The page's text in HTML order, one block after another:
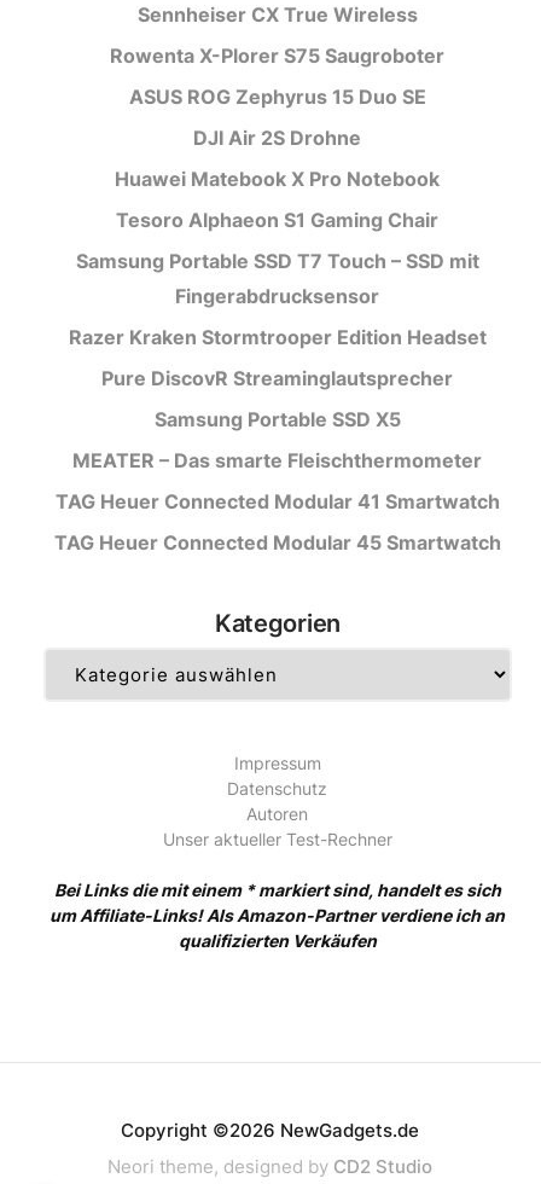
Sennheiser CX True Wireless
Rowenta X-Plorer S75 Saugroboter
ASUS ROG Zephyrus 15 Duo SE
DJI Air 2S Drohne
Huawei Matebook X Pro Notebook
Tesoro Alphaeon S1 Gaming Chair
Samsung Portable SSD T7 Touch – SSD mit
Fingerabdrucksensor
Razer Kraken Stormtrooper Edition Headset
Pure DiscovR Streaminglautsprecher
Samsung Portable SSD X5
MEATER – Das smarte Fleischthermometer
TAG Heuer Connected Modular 41 Smartwatch
TAG Heuer Connected Modular 45 Smartwatch
Kategorien
Impressum
Datenschutz
Autoren
Unser aktueller Test-Rechner
Bei Links die mit einem * markiert sind, handelt es sich
um Affiliate-Links! Als Amazon-Partner verdiene ich an
qualifizierten Verkäufen
Copyright ©2026 NewGadgets.de
Neori theme, designed by CD2 Studio